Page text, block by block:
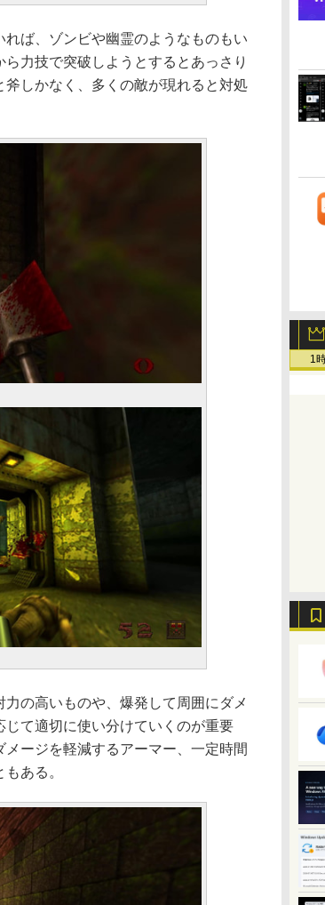
1
ば、ゾンビや幽霊のようなものもい
力技で突破しようとするとあっさり
しかなく、多くの敵が現れると対処
の高いものや、爆発して周囲にダメ
て適切に使い分けていくのが重要
ージを軽減するアーマー、一定時間
ある。